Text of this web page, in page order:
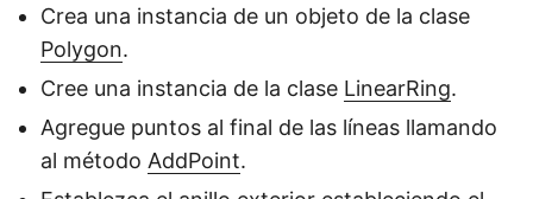
Crea una instancia de un objeto de la clase
Polygon.
Cree una instancia de la clase LinearRing.
Agregue puntos al final de las líneas llamando
al método AddPoint.